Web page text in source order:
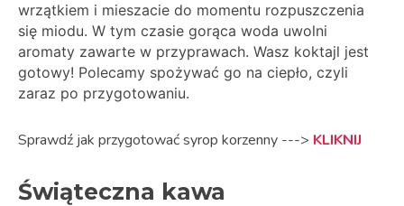
wrzątkiem i mieszacie do momentu rozpuszczenia
się miodu. W tym czasie gorąca woda uwolni
aromaty zawarte w przyprawach. Wasz koktajl jest
gotowy! Polecamy spożywać go na ciepło, czyli
zaraz po przygotowaniu.
Sprawdź jak przygotować syrop korzenny ---> KLIKNIJ
Świąteczna kawa